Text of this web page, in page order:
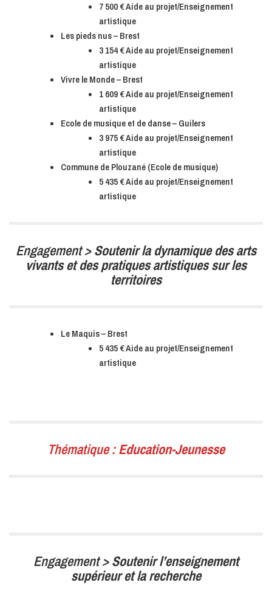
7 500 € Aide au projet/Enseignement
artistique
Les pieds nus – Brest
3 154 € Aide au projet/Enseignement
artistique
Vivre le Monde – Brest
1 609 € Aide au projet/Enseignement
artistique
Ecole de musique et de danse – Guilers
3 975 € Aide au projet/Enseignement
artistique
Commune de Plouzané (Ecole de musique)
5 435 € Aide au projet/Enseignement
artistique
Engagement >Soutenir la dynamique des arts
vivants et des pratiques artistiques sur les
territoires
Le Maquis – Brest
5 435 € Aide au projet/Enseignement
artistique
Thématique :Education-Jeunesse
Engagement >Soutenir l’enseignement
supérieur et la recherche